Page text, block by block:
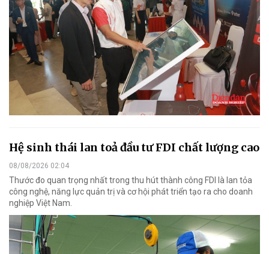
Hệ sinh thái lan toả đầu tư FDI chất lượng cao
08/08/2026 02:04
Thước đo quan trọng nhất trong thu hút thành công FDI là lan tỏa
công nghệ, năng lực quản trị và cơ hội phát triển tạo ra cho doanh
nghiệp Việt Nam.